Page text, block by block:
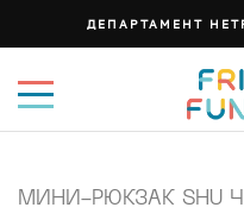
ДЕПАРТАМЕНТ
МИНИ-РЮКЗАК SHU